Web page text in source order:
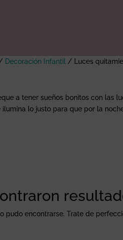
Decoración Infantil / Luces
a tener sueños bonitos con las
ilumina lo justo para que por la
pudo encontrarse. Trate de